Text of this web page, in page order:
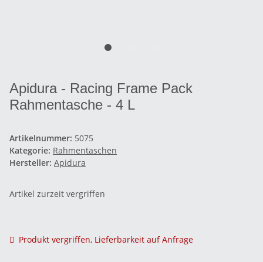
Apidura - Racing Frame Pack
Rahmentasche - 4 L
Artikelnummer: 5075
Kategorie: Rahmentaschen
Hersteller: Apidura
Artikel zurzeit vergriffen
Produkt vergriffen, Lieferbarkeit auf Anfrage